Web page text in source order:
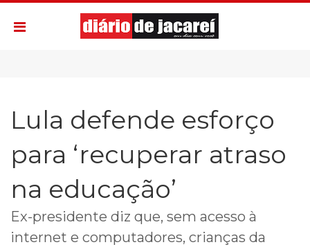
Lula defende esforço
para ‘recuperar atraso
na educação’
Ex-presidente diz que, sem acesso à
internet e computadores, crianças da